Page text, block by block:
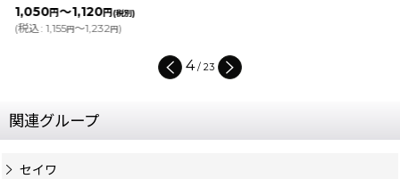
1,050円～1,120円(税別)
(税込: 1,155円～1,232円)
4/ 23
関連グループ
セイワ